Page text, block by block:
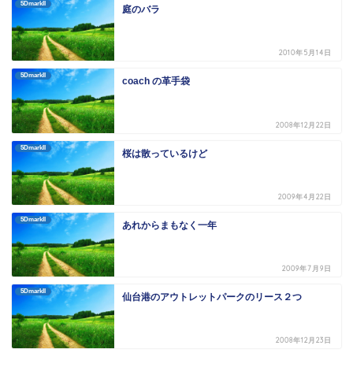
5DmarkII
庭のバラ
2010年5月14日
5DmarkII
coach の革手袋
2008年12月22日
5DmarkII
桜は散っているけど
2009年4月22日
5DmarkII
あれからまもなく一年
2009年7月9日
5DmarkII
仙台港のアウトレットパークのリース２つ
2008年12月23日